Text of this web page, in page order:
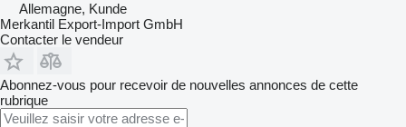
Allemagne, Kunde
Merkantil Export-Import GmbH
Contacter le vendeur
Abonnez-vous pour recevoir de nouvelles annonces de cette
rubrique